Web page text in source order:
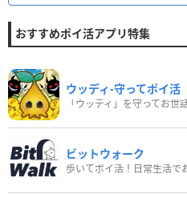
おすすめポイ活アプリ特集
ウッディ‐守ってポイ活
「ウッディ」を守ってお世
ビットウォーク